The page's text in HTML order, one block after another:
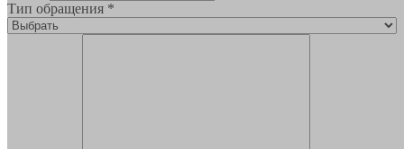
Тип обращения *